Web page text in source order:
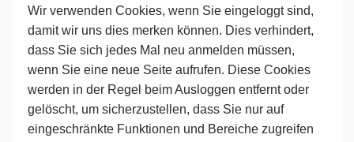
Wir verwenden Cookies, wenn Sie eingeloggt sind,
damit wir uns dies merken können. Dies verhindert,
dass Sie sich jedes Mal neu anmelden müssen,
wenn Sie eine neue Seite aufrufen. Diese Cookies
werden in der Regel beim Ausloggen entfernt oder
gelöscht, um sicherzustellen, dass Sie nur auf
eingeschränkte Funktionen und Bereiche zugreifen